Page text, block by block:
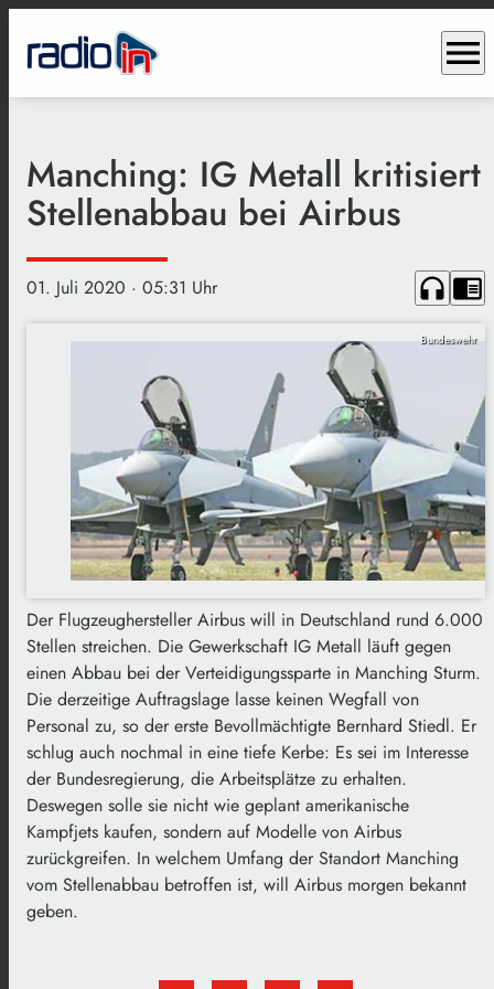
menu
Manching: IG Metall kritisiert
Stellenabbau bei Airbus
01. Juli 2020 · 05:31 Uhr headphones chrome_reader_mode
Bundeswehr
Der Flugzeughersteller Airbus will in Deutschland rund 6.000
Stellen streichen. Die Gewerkschaft IG Metall läuft gegen
einen Abbau bei der Verteidigungssparte in Manching Sturm.
Die derzeitige Auftragslage lasse keinen Wegfall von
Personal zu, so der erste Bevollmächtigte Bernhard Stiedl. Er
schlug auch nochmal in eine tiefe Kerbe: Es sei im Interesse
der Bundesregierung, die Arbeitsplätze zu erhalten.
Deswegen solle sie nicht wie geplant amerikanische
Kampfjets kaufen, sondern auf Modelle von Airbus
zurückgreifen. In welchem Umfang der Standort Manching
vom Stellenabbau betroffen ist, will Airbus morgen bekannt
geben.